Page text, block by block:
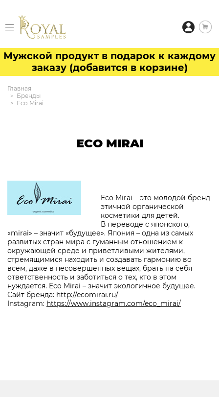
Мужской продукт в подарок к каждому
заказу (добавится в корзине)
Главная
Бренды
Eco Mirai
ECO MIRAI
Eco Mirai – это молодой бренд
этичной органической
косметики для детей.
В переводе с японского,
«mirai» – значит «будущее». Япония – одна из самых
развитых стран мира с гуманным отношением к
окружающей среде и приветливыми жителями,
стремящимися находить и создавать гармонию во
всем, даже в несовершенных вещах, брать на себя
ответственность и заботиться о тех, кто в этом
нуждается. Eco Mirai – значит экологичное будущее.
Сайт бренда: http://ecomirai.ru/
Instagram: https://www.instagram.com/eco_mirai/